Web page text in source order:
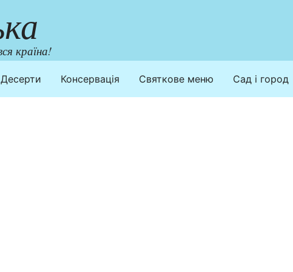
країна!
Десерти Консервація Святкове меню Сад і город